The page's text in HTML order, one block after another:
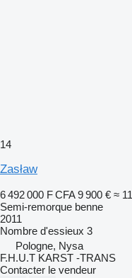
14
Zasław
6 492 000 F CFA 9 900 € ≈
Semi-remorque benne
2011
Nombre d'essieux 3
Pologne, Nysa
F.H.U.T KARST -TRANS
Contacter le vendeur